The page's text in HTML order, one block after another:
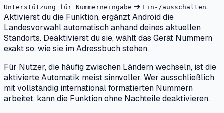
Unterstützung für Nummerneingabe ➔ Ein-/ausschalten.
Aktivierst du die Funktion, ergänzt Android die
Landesvorwahl automatisch anhand deines aktuellen
Standorts. Deaktivierst du sie, wählt das Gerät Nummern
exakt so, wie sie im Adressbuch stehen.
Für Nutzer, die häufig zwischen Ländern wechseln, ist die
aktivierte Automatik meist sinnvoller. Wer ausschließlich
mit vollständig international formatierten Nummern
arbeitet, kann die Funktion ohne Nachteile deaktivieren.